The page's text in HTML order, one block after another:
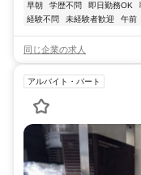
早朝
学歴不問 即日勤務OK
経験不問
未経験者歓迎 午前
同じ企業の求人
アルバイト・パート